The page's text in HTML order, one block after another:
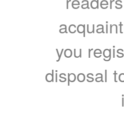
you
disposal